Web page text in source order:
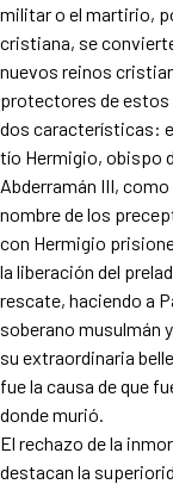
militar o el martirio,
cristiana, se
nuevos reinos
protectores de estos
dos características:
tío Hermigio, obispo
Abderramán III,
nombre de los
con Hermigio
la liberación del
rescate, haciendo a
soberano musulmán
su extraordinaria
fue la causa de que
donde murió.
El rechazo de la
destacan la